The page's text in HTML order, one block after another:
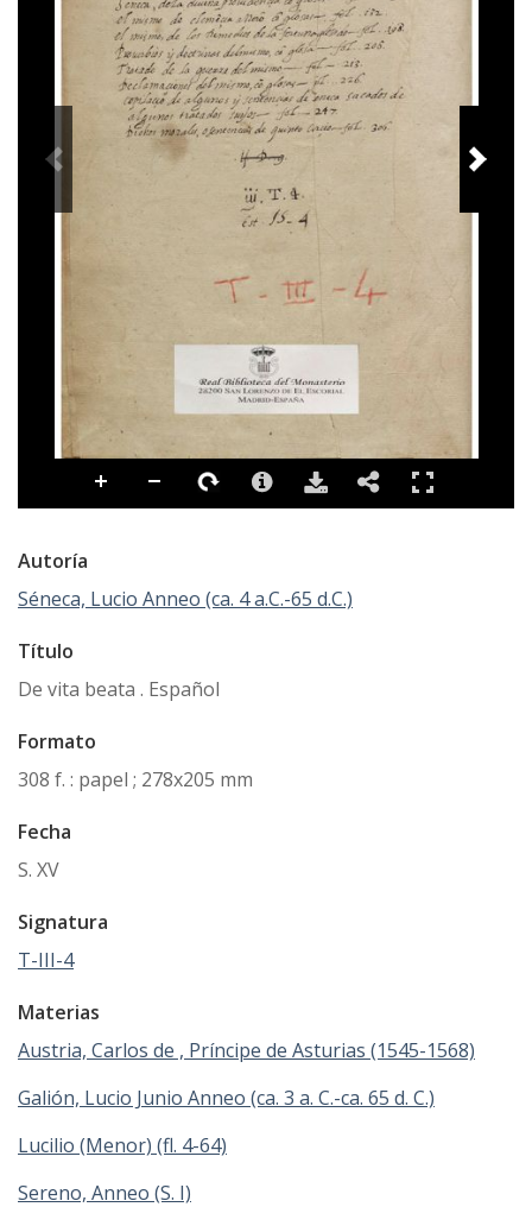
Autoría
Séneca, Lucio Anneo (ca. 4 a.C.-65 d.C.)
Título
De vita beata . Español
Formato
308 f. : papel ; 278x205 mm
Fecha
S. XV
Signatura
T-III-4
Materias
Austria, Carlos de , Príncipe de Asturias (1545-1568)
Galión, Lucio Junio Anneo (ca. 3 a. C.-ca. 65 d. C.)
Lucilio (Menor) (fl. 4-64)
Sereno, Anneo (S. I)